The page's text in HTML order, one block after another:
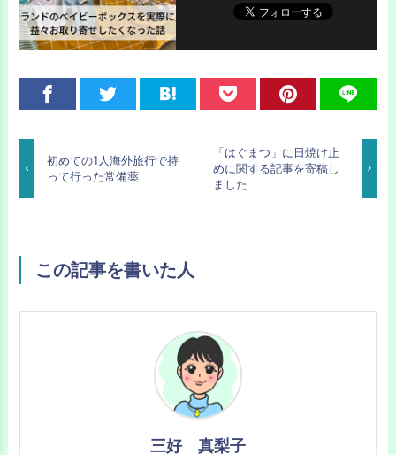
初めての1人海外旅行で持
って行った常備薬
「はぐまつ」に日焼け止
めに関する記事を寄稿し
ました
この記事を書いた人
三好 真梨子